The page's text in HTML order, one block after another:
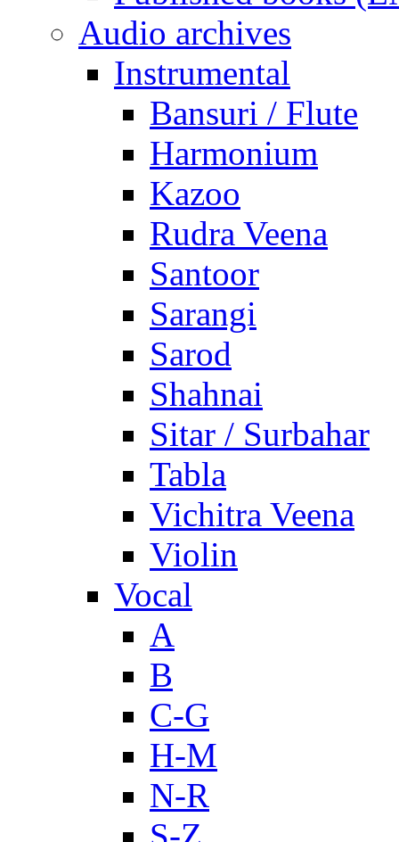
Audio archives
Instrumental
Bansuri / Flute
Harmonium
Kazoo
Rudra Veena
Santoor
Sarangi
Sarod
Shahnai
Sitar / Surbahar
Tabla
Vichitra Veena
Violin
Vocal
A
B
C-G
H-M
N-R